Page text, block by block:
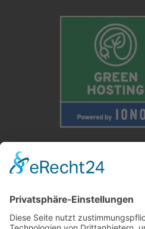
Weitere Informationen
Kontakt
Newsletter